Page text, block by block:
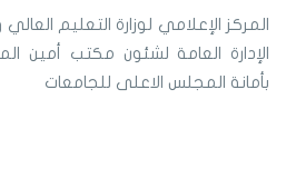
المركز الإعلامي لوزارة التعليم
الإدارة العامة لشئون مكتب أمين
بأمانة المجلس الاعلى للجامعات